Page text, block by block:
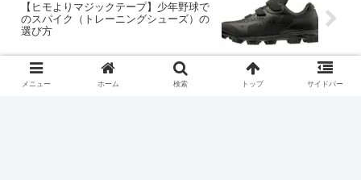
【ヒモよりマジックテープ】少年野球で
のスパイク（トレーニングシューズ）の
選び方
メニュー ホーム 検索 トップ サイドバー